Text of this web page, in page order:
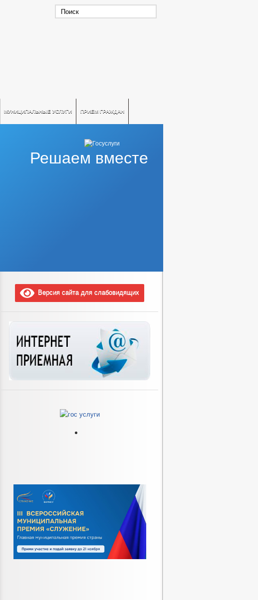
МУНИЦИПАЛЬНЫЕ УСЛУГИ ПРИЕМ ГРАЖДАН
Решаем вместе
Версия сайта для слабовидящих